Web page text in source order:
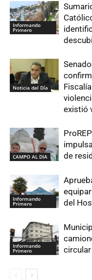
Informando
Primero
Noticia del Día
existió
CAMPO AL DIA
de
Informando
Primero
del
Informando
Primero